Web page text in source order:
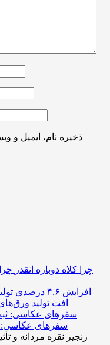
ذخیره نام، ایمیل و
چرا کلاه دوباره انقدر
افت تولید
سفرهای عکاسی:
زنجیر نقره مردانه و